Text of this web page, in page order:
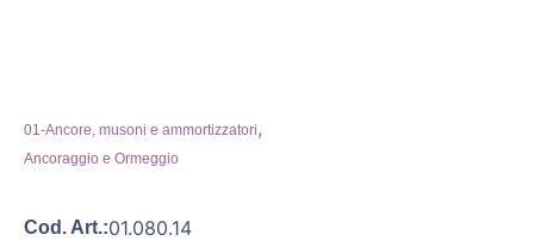
01-Ancore, musoni e ammortizzatori,
Ancoraggio e Ormeggio
Cod. Art.:01.080.14